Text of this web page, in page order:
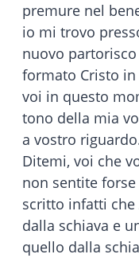
premure nel
io mi trovo
nuovo
formato Cristo in
voi in questo
tono della mia
a vostro
Ditemi, voi che
non sentite forse
scritto infatti
dalla schiava e
quello dalla